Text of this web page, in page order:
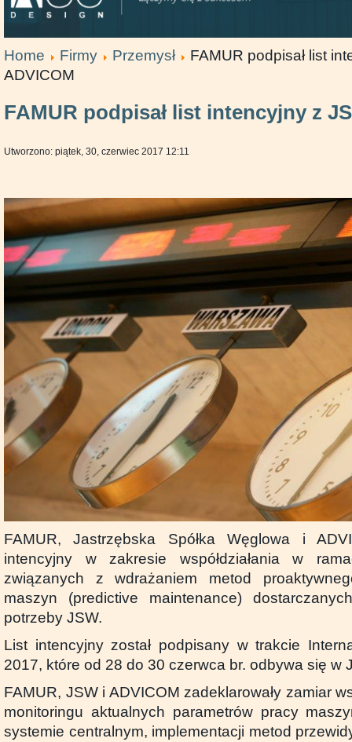
Home Firmy Przemysł
FAMUR podpisał list
ADVICOM
FAMUR podpisał list intencyjny z
Utworzono: piątek, 30, czerwiec 2017 12:11
FAMUR, Jastrzębska Spółka Węglowa i
intencyjny w zakresie współdziałania w
związanych z wdrażaniem metod
maszyn (predictive maintenance)
potrzeby JSW.
List intencyjny został podpisany w trakcie
2017, które od 28 do 30 czerwca br. odbywa się w
FAMUR, JSW i ADVICOM zadeklarowały zamiar
monitoringu aktualnych parametrów pracy
systemie centralnym, implementacji metod